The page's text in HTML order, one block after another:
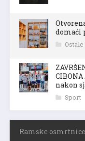
domaći
nakon
Sport
Ramske osmrtnice